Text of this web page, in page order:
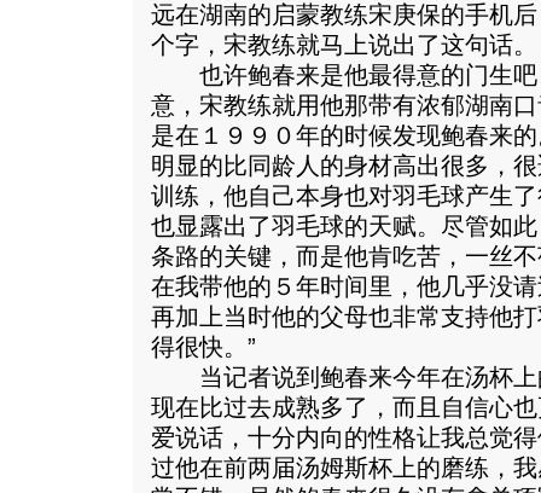
远在湖南的启蒙教练宋庚保的手机
个字，宋教练就马上说出了这句话。
也许鲍春来是他最得意的门生吧
意，宋教练就用他那带有浓郁湖南
是在１９９０年的时候发现鲍春来
明显的比同龄人的身材高出很多，
训练，他自己本身也对羽毛球产生
也显露出了羽毛球的天赋。尽管如
条路的关键，而是他肯吃苦，一丝
在我带他的５年时间里，他几乎没
再加上当时他的父母也非常支持他
得很快。”
当记者说到鲍春来今年在汤杯上
现在比过去成熟多了，而且自信心
爱说话，十分内向的性格让我总觉
过他在前两届汤姆斯杯上的磨练，